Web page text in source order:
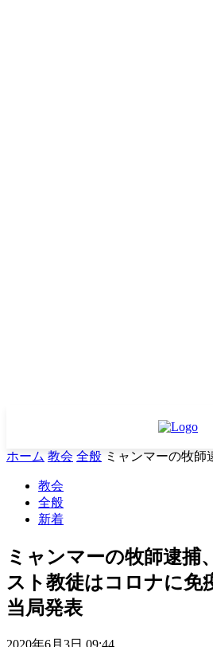
ホーム 教会 全般 ミャンマーの牧師
教会
全般
新着
ミャンマーの牧師逮捕
スト教徒はコロナに免
当局発表
2020年6月3日 09:44